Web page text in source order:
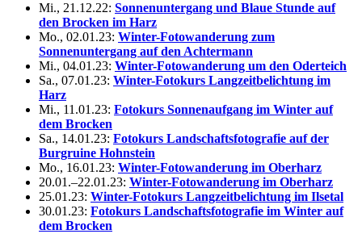
Mi., 21.12.22: Sonnenuntergang und Blaue Stunde auf
den Brocken im Harz
Mo., 02.01.23: Winter-Fotowanderung zum
Sonnenuntergang auf den Achtermann
Mi., 04.01.23: Winter-Fotowanderung um den Oderteich
Sa., 07.01.23: Winter-Fotokurs Langzeitbelichtung im
Harz
Mi., 11.01.23: Fotokurs Sonnenaufgang im Winter auf
dem Brocken
Sa., 14.01.23: Fotokurs Landschaftsfotografie auf der
Burgruine Hohnstein
Mo., 16.01.23: Winter-Fotowanderung im Oberharz
20.01.–22.01.23: Winter-Fotowanderung im Oberharz
25.01.23: Winter-Fotokurs Langzeitbelichtung im Ilsetal
30.01.23: Fotokurs Landschaftsfotografie im Winter auf
dem Brocken